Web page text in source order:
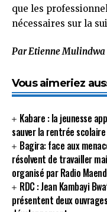
que les
nécessaires sur la
Par Etienne Mulindwa
Vous aimeriez
Kabare : la jeunesse
sauver la rentrée
Bagira: face aux
résolvent de travailler
organisé par Radio
RDC : Jean Kambayi
présentent deux